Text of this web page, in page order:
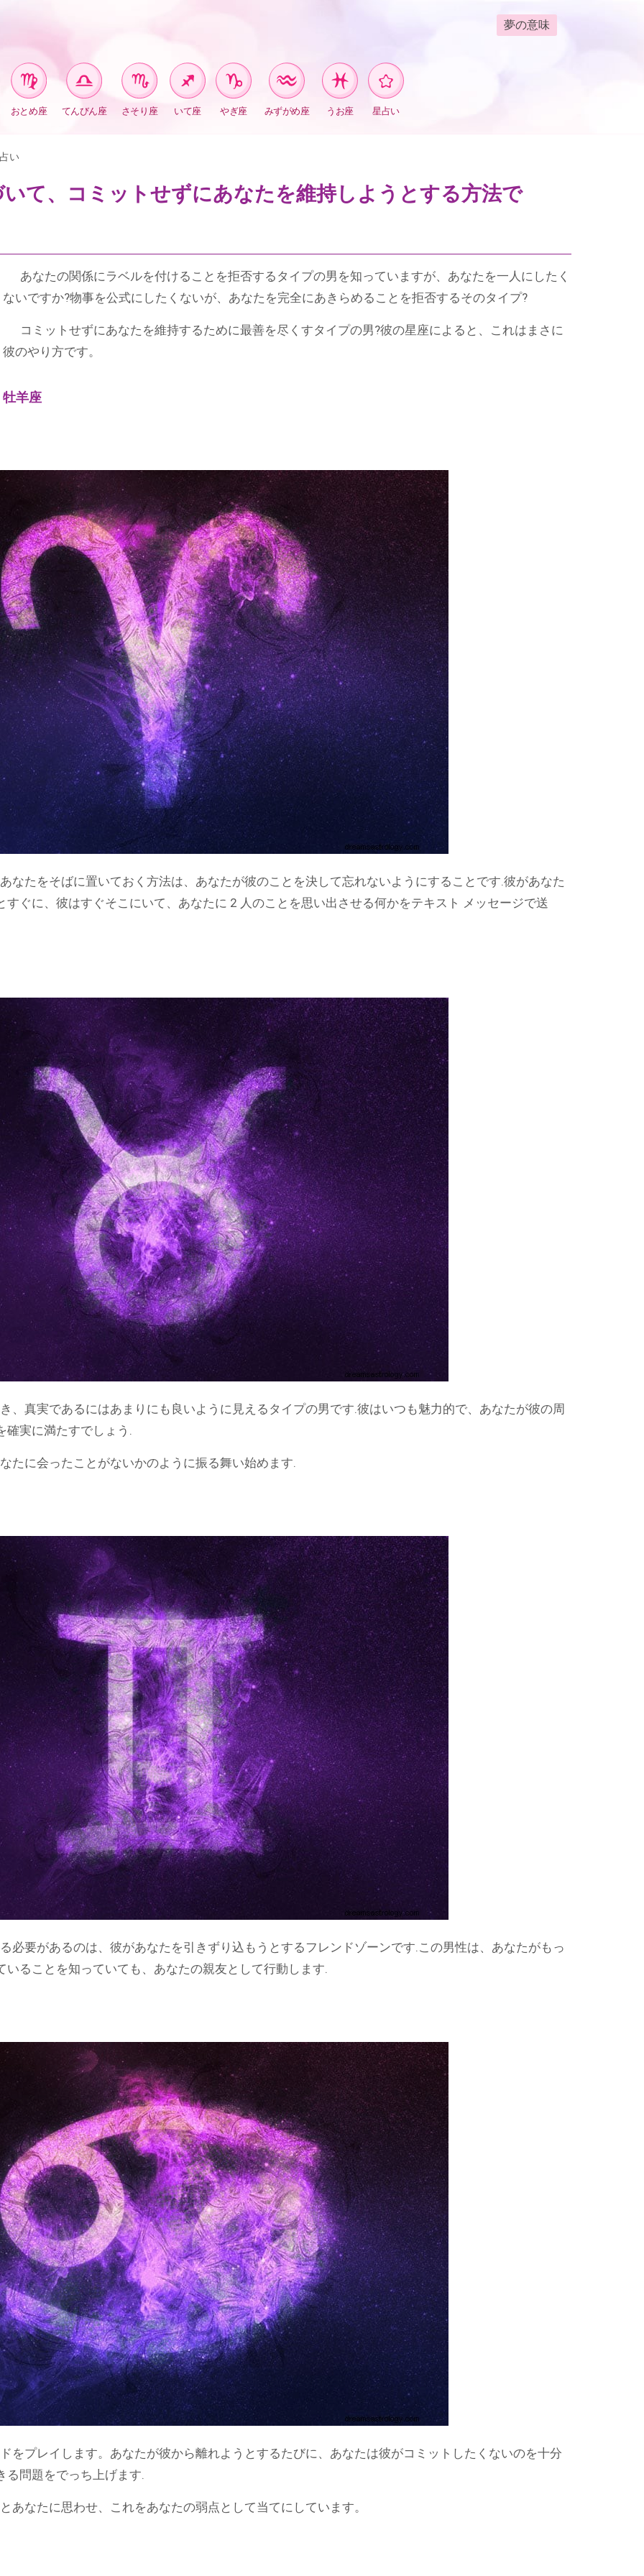
夢の意味
おとめ座 てんびん座 さそり座 いて座 やぎ座 みずがめ座 うお座 星占い
い
て、コミットせずにあなたを維持しようとする方法で
あなたの関係にラベルを付けることを拒否するタイプの男を知っていますが、あなたを一人にしたく
ないですか?物事を公式にしたくないが、あなたを完全にあきらめることを拒否するそのタイプ?
コミットせずにあなたを維持するために最善を尽くすタイプの男?彼の星座によると、これはまさに
彼のやり方です。
牡羊座
なたをそばに置いておく方法は、あなたが彼のことを決して忘れないようにすることです.彼があなた
ぐに、彼はすぐそこにいて、あなたに 2 人のことを思い出させる何かをテキスト メッセージで送
、真実であるにはあまりにも良いように見えるタイプの男です.彼はいつも魅力的で、あなたが彼の周
確実に満たすでしょう.
たに会ったことがないかのように振る舞い始めます.
必要があるのは、彼があなたを引きずり込もうとするフレンドゾーンです.この男性は、あなたがもっ
ることを知っていても、あなたの親友として行動します.
をプレイします。あなたが彼から離れようとするたびに、あなたは彼がコミットしたくないのを十分
る問題をでっち上げます.
あなたに思わせ、これをあなたの弱点として当てにしています。